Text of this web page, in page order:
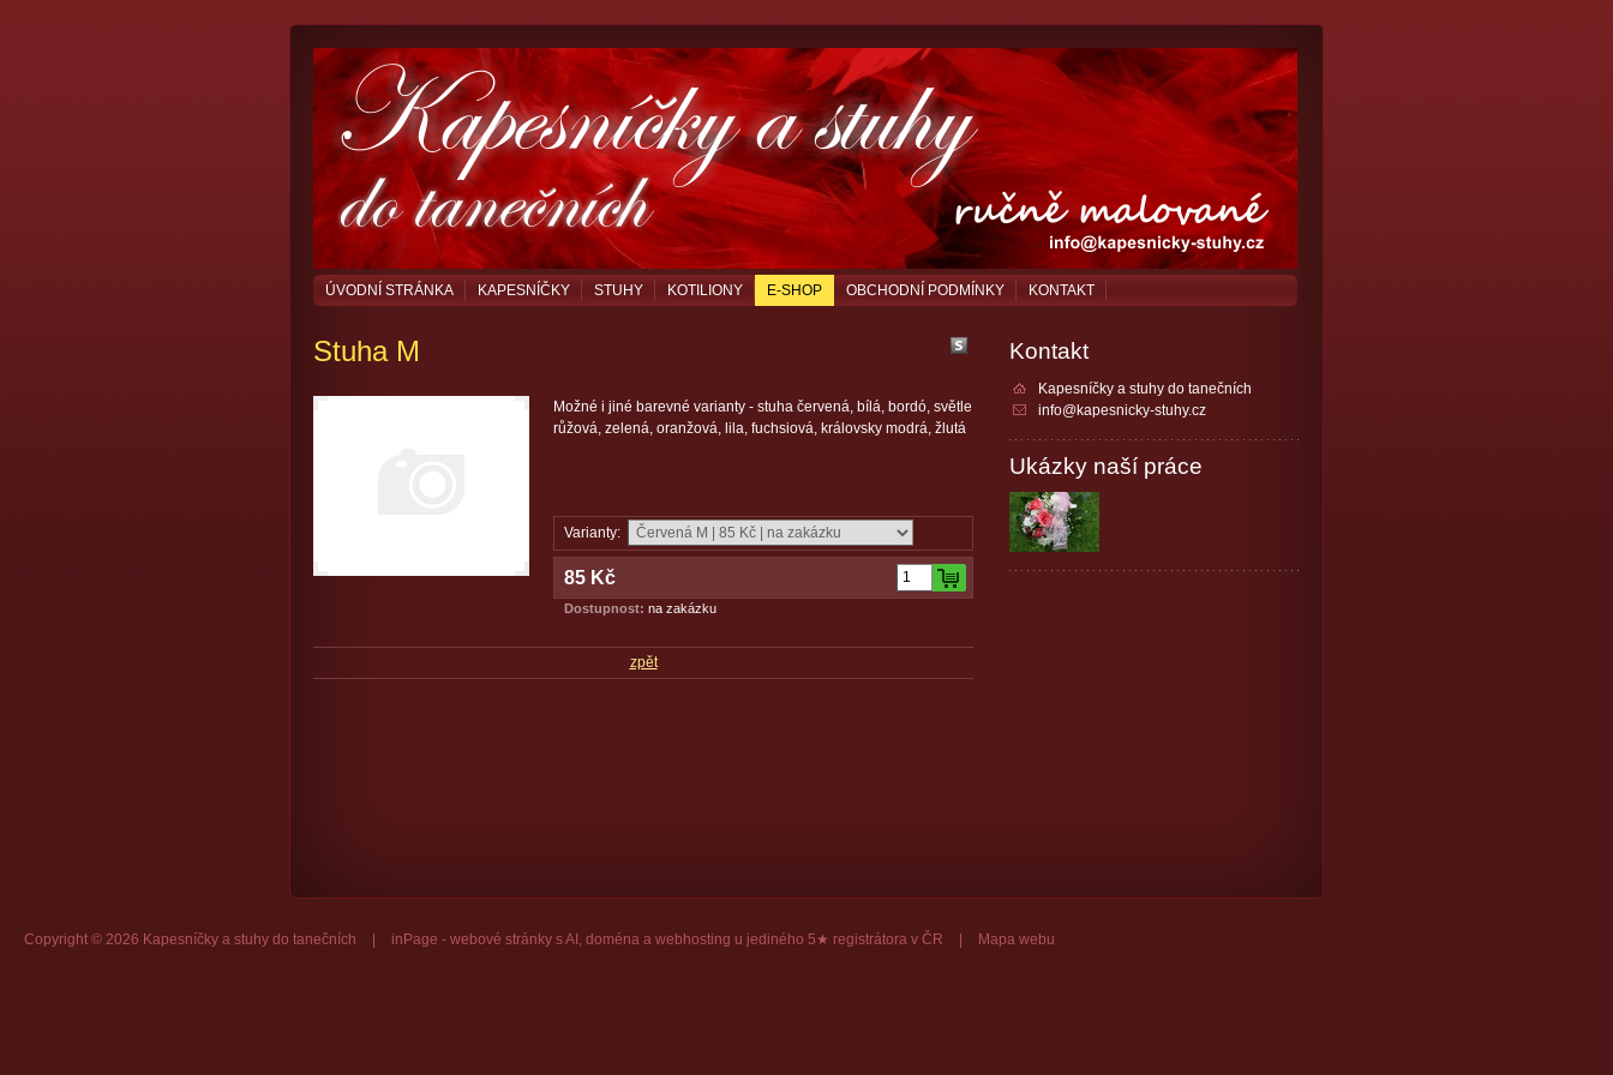
ÚVODNÍ STRÁNKA KAPESNÍČKY STUHY KOTILIONY E-SHOP OBCHODNÍ PODMÍNKY KONTAKT
Stuha M
Možné i jiné barevné varianty - stuha červená, bílá, bordó, světle
růžová, zelená, oranžová, lila, fuchsiová, královsky modrá, žlutá
Varianty:
85 Kč
Dostupnost: na zakázku
zpět
Kontakt
Kapesníčky a stuhy do tanečních
info@kapesnicky-stuhy.cz
Ukázky naší práce
Copyright © 2026 Kapesníčky a stuhy do tanečních inPage - webové stránky s AI, doména a webhosting u jediného 5★ registrátora v ČR Mapa webu